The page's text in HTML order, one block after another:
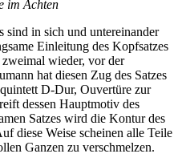
im Achten
sind in sich und untereinander
Einleitung des Kopfsatzes
wieder, vor der
hat diesen Zug des Satzes
D-Dur, Ouvertüre zur
dessen Hauptmotiv des
Satzes wird die Kontur des
diese Weise scheinen alle Teile
Ganzen zu verschmelzen.